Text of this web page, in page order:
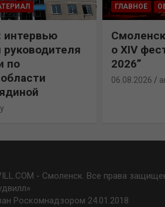
интервью
по
ГЛАВНОЕ
о XIV
2026”
06.08.2026
- Смоленск. Все права
Роскомнадзором 24.01.2018